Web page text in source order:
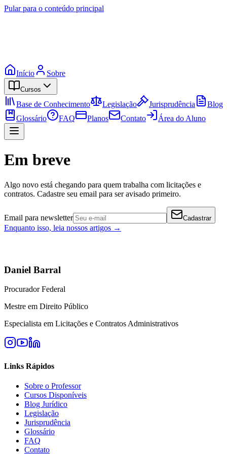
Pular para o conteúdo principal
Início Sobre
Cursos
Base de Conhecimento Legislação Jurisprudência
Blog
Glossário
FAQ Planos Contato Área do Aluno
Em breve
Algo novo está chegando para quem trabalha com licitações e
contratos. Cadastre seu email para ser avisado primeiro.
Email para newsletter Cadastrar
Enquanto isso, leia nossos artigos →
Daniel Barral
Procurador Federal
Mestre em Direito Público
Especialista em Licitações e Contratos Administrativos
Links Rápidos
Sobre o Professor
Cursos Disponíveis
Blog Jurídico
Legislação
Jurisprudência
Glossário
FAQ
Contato